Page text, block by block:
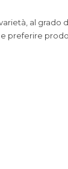
al grado
e preferire